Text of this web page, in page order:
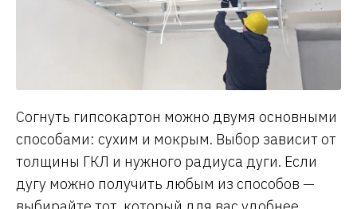
Согнуть гипсокартон можно двумя основными
способами: сухим и мокрым. Выбор зависит от
толщины ГКЛ и нужного радиуса дуги. Если
дугу можно получить любым из способов —